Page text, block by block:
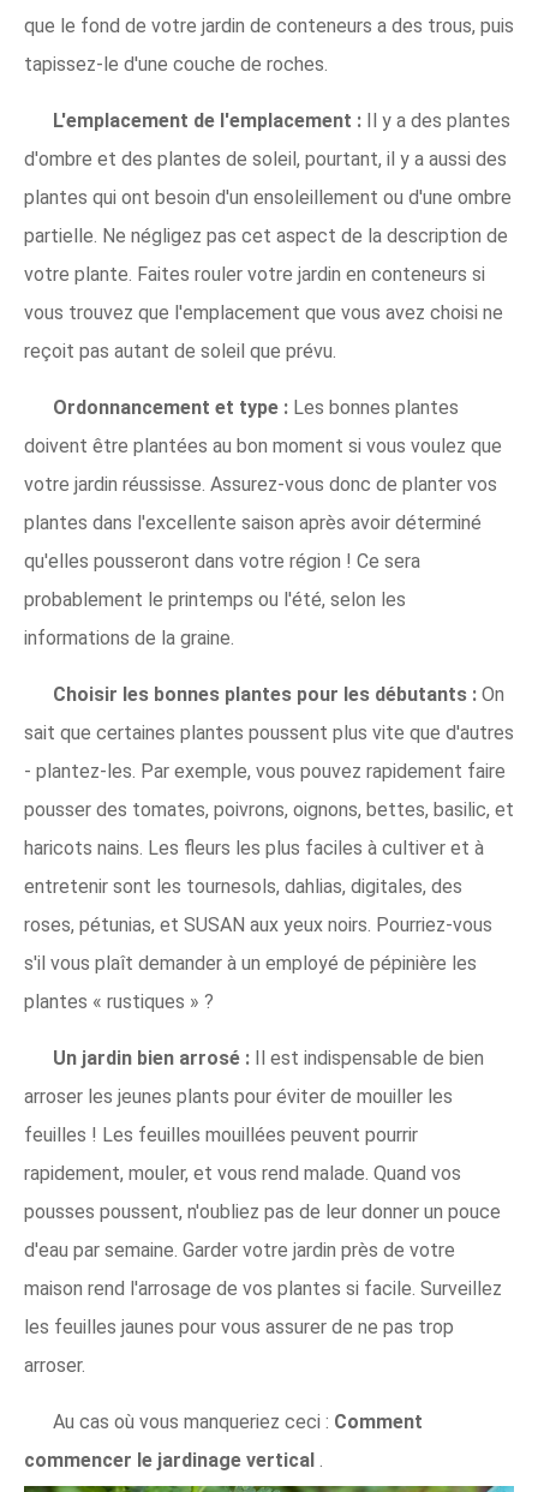
que le fond de votre jardin de conteneurs a des trous, puis
tapissez-le d'une couche de roches.
L'emplacement de l'emplacement : Il y a des plantes
d'ombre et des plantes de soleil, pourtant, il y a aussi des
plantes qui ont besoin d'un ensoleillement ou d'une ombre
partielle. Ne négligez pas cet aspect de la description de
votre plante. Faites rouler votre jardin en conteneurs si
vous trouvez que l'emplacement que vous avez choisi ne
reçoit pas autant de soleil que prévu.
Ordonnancement et type : Les bonnes plantes
doivent être plantées au bon moment si vous voulez que
votre jardin réussisse. Assurez-vous donc de planter vos
plantes dans l'excellente saison après avoir déterminé
qu'elles pousseront dans votre région ! Ce sera
probablement le printemps ou l'été, selon les
informations de la graine.
Choisir les bonnes plantes pour les débutants : On
sait que certaines plantes poussent plus vite que d'autres
- plantez-les. Par exemple, vous pouvez rapidement faire
pousser des tomates, poivrons, oignons, bettes, basilic, et
haricots nains. Les fleurs les plus faciles à cultiver et à
entretenir sont les tournesols, dahlias, digitales, des
roses, pétunias, et SUSAN aux yeux noirs. Pourriez-vous
s'il vous plaît demander à un employé de pépinière les
plantes « rustiques » ?
Un jardin bien arrosé : Il est indispensable de bien
arroser les jeunes plants pour éviter de mouiller les
feuilles ! Les feuilles mouillées peuvent pourrir
rapidement, mouler, et vous rend malade. Quand vos
pousses poussent, n'oubliez pas de leur donner un pouce
d'eau par semaine. Garder votre jardin près de votre
maison rend l'arrosage de vos plantes si facile. Surveillez
les feuilles jaunes pour vous assurer de ne pas trop
arroser.
Au cas où vous manqueriez ceci : Comment
commencer le jardinage vertical .